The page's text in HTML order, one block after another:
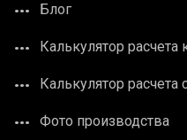
Блог
Калькулятор
Калькулятор
Фото производства